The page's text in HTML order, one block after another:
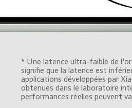
* Une latence ultra-faible de
signifie que la latence est
applications développées par
obtenues dans le laboratoire